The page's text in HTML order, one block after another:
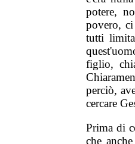
potere,
povero,
tutti
figlio,
perciò,
cercare
Prima di
che